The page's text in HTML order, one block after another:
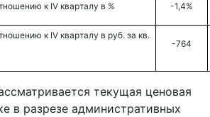
к IV кварталу в % -1,4%
к IV кварталу в руб. за кв.
-764
текущая ценовая
в разрезе административных